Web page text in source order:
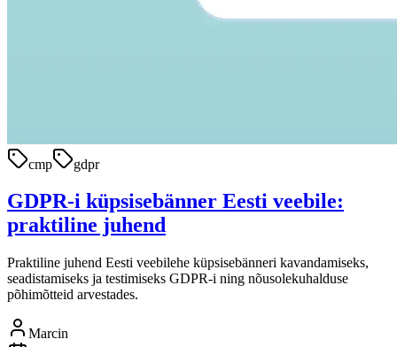
cmp gdpr
GDPR-i küpsisebänner Eesti veebile:
praktiline juhend
Praktiline juhend Eesti veebilehe küpsisebänneri kavandamiseks,
seadistamiseks ja testimiseks GDPR-i ning nõusolekuhalduse
põhimõtteid arvestades.
Marcin